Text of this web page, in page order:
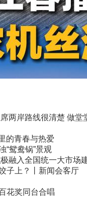
两岸路线很清楚 做堂
的青春与热爱
“鸳鸯锅”景观
极融入全国统一大市场
子上？丨新闻会客厅
花奖同台合唱